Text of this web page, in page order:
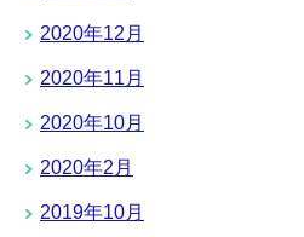
2020年12月
2020年11月
2020年10月
2020年2月
2019年10月